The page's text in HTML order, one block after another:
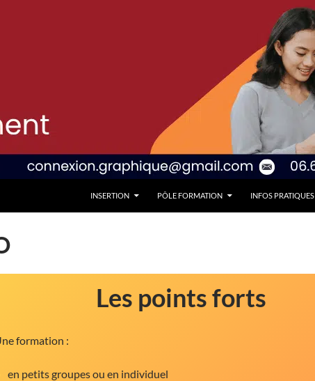
INSERTION PÔLE FORMATION INFOS PRATIQUES
Les points forts
formation :
en petits groupes ou en individuel